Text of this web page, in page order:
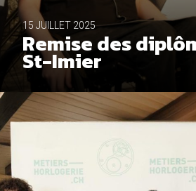
15 JUILLET 2025
Remise des
St-Imier